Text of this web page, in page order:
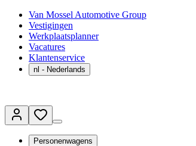
Van Mossel Automotive Group
Vestigingen
Werkplaatsplanner
Vacatures
Klantenservice
nl - Nederlands
Personenwagens